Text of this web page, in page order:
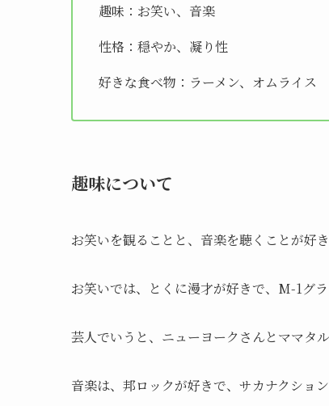
趣味：お笑い、音楽
性格：穏やか、凝り性
好きな食べ物：ラーメン、オムライス
趣味について
お笑いを観ることと、音楽を聴くことが好き
お笑いでは、とくに漫才が好きで、M-1グ
芸人でいうと、ニューヨークさんとママタル
音楽は、邦ロックが好きで、サカナクショ